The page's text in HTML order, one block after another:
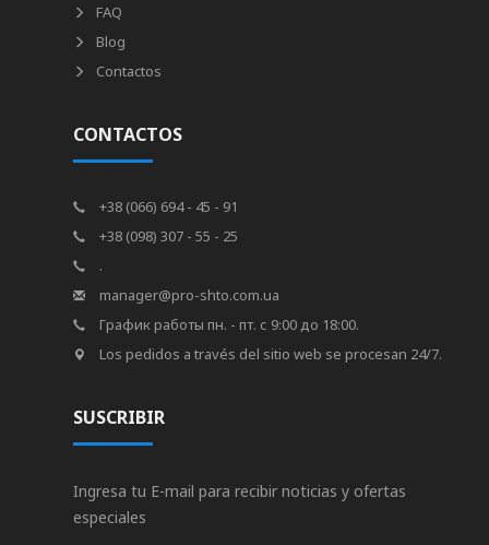
FAQ
Blog
Contactos
CONTACTOS
+38 (066) 694 - 45 - 91
+38 (098) 307 - 55 - 25
.
manager@pro-shto.com.ua
График работы пн. - пт. с 9:00 до 18:00.
Los pedidos a través del sitio web se procesan 24/7.
SUSCRIBIR
Ingresa tu E-mail para recibir noticias y ofertas
especiales